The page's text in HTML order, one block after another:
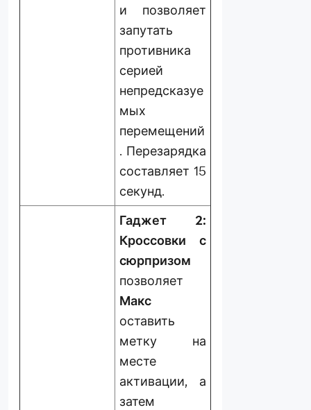
и позволяет
запутать
противника
серией
непредсказуе
мых
перемещений
. Перезарядка
составляет 15
секунд.
Гаджет 2:
Кроссовки с
сюрпризом
позволяет
Макс
оставить
метку на
месте
активации, а
затем